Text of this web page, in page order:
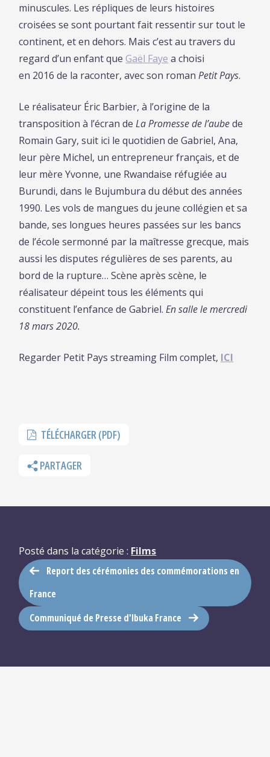
minuscules. Les répliques de leurs histoires
croisées se sont pourtant fait ressentir sur tout le
continent, et en dehors. Mais c’est au travers du
regard d’un enfant que Gaël Faye a choisi
en 2016 de la raconter, avec son romanPetit Pays.
Le réalisateur Éric Barbier, à l’origine de la
transposition à l’écran deLa Promesse de l’aubede
Romain Gary, suit ici le quotidien de Gabriel, Ana,
leur père Michel, un entrepreneur français, et de
leur mère Yvonne, une Rwandaise réfugiée au
Burundi, dans le Bujumbura du début des années
1990. Les vols de mangues du jeune collégien et sa
bande, ses longues heures passées sur les bancs
de l’école sermonné par la maîtresse grecque, mais
aussi les disputes régulières de ses parents, au
bord de la rupture… Scène après scène, le
réalisateur dépeint tous les éléments qui
constituent l’enfance de Gabriel.En salle le mercredi
18 mars 2020.
Regarder Petit Pays streaming Film complet, ICI
TÉLÉCHARGER (PDF)
PARTAGER
Posté dans la catégorie : Films
Report des cérémonies des commémorations en
France
Communiqué de Presse d'Ibuka France